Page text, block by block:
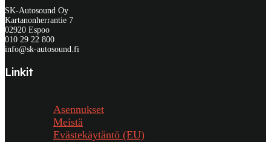
SK-Autosound Oy
Kartanonherrantie 7
02920 Espoo
010 29 22 800
info@sk-autosound.fi
Linkit
Asennukset
Meistä
Evästekäytäntö (EU)